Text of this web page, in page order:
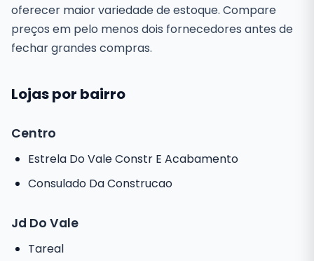
oferecer maior variedade de estoque. Compare
preços em pelo menos dois fornecedores antes de
fechar grandes compras.
Lojas por bairro
Centro
Estrela Do Vale Constr E Acabamento
Consulado Da Construcao
Jd Do Vale
Tareal